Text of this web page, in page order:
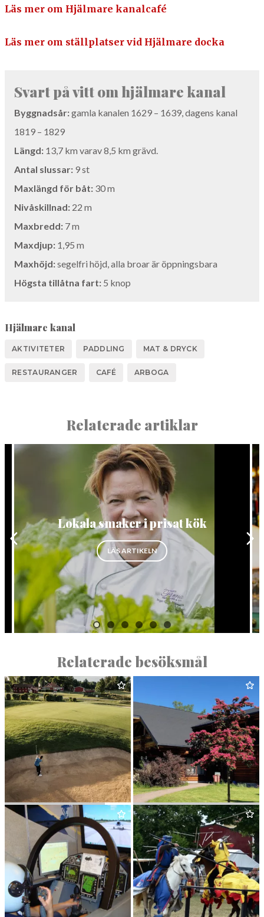
Läs mer om Hjäl­mare kanalcafé
Läs mer om ställplatser vid Hjäl­mare docka
Svart på vitt om hjäl­mare kanal
Byg­gnad­sår:gam­la kanalen 1629 – 1639 , dagens kanal
1819 – 1829
Längd: 13 7 km var­av8 5 km grävd.
Antal slus­sar: 9st
Maxlängd för båt: 30m
Nivåskill­nad: 22 m
Maxbredd: 7m
Maxd­jup: 1 95 m
Max­höjd:segel­fri höjd, alla broar är öpp­n­ings­bara
Högs­ta tillåt­na fart: 5 knop
Hjälmare kanal
AKTIVITETER PADDLING MAT & DRYCK
RESTAURANGER CAFÉ ARBOGA
Relaterade artiklar
Lokala smaker i prisat kök
LÄS ARTIKELN”LOKALA SMAKER I PRISAT
Relaterade besöksmål
ARBO­GA GOLFKLUBB
HER­RFAL­L­ET FRITIDS- OCH
KONFERENSANLÄGGNING